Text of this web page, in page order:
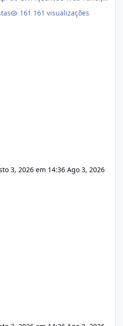
consulta de sub.dominio
o isistem:
161 visualizações
3, 2026 em 14:36 Ago 3, 2026